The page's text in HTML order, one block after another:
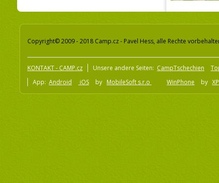
Copyright© 2009 - 2018 Camp.cz - Pavel Hess, alle Rechte
KONTAKT - CAMP.cz Unsere andere Seiten: CampTschechien
App: Android iOS by MobileSoft s.r.o WinPhone by